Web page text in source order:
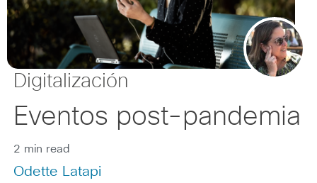
Digitalización
Eventos post-pandemia
2 min read
Odette Latapi